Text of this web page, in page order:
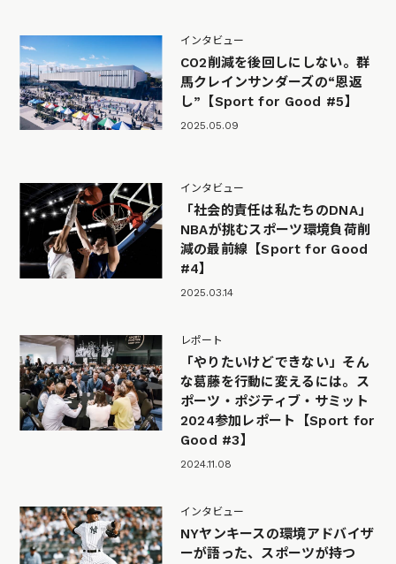
インタビュー
CO2削減を後回しにしない。群
馬クレインサンダーズの“恩返
し”【Sport for Good #5】
2025.05.09
インタビュー
「社会的責任は私たちのDNA」
NBAが挑むスポーツ環境負荷削
減の最前線【Sport for Good
#4】
2025.03.14
レポート
「やりたいけどできない」そん
な葛藤を行動に変えるには。ス
ポーツ・ポジティブ・サミット
2024参加レポート【Sport for
Good #3】
2024.11.08
インタビュー
NYヤンキースの環境アドバイザ
ーが語った、スポーツが持つ